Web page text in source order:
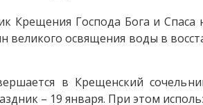
Крещения Господа Бога и
великого освящения воды в
в Крещенский
– 19 января. При этом